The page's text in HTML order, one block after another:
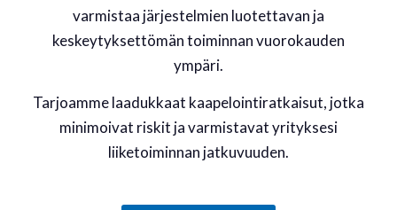
varmistaa järjestelmien luotettavan ja
keskeytyksettömän toiminnan vuorokauden
ympäri.
Tarjoamme laadukkaat kaapelointiratkaisut, jotka
minimoivat riskit ja varmistavat yrityksesi
liiketoiminnan jatkuvuuden.